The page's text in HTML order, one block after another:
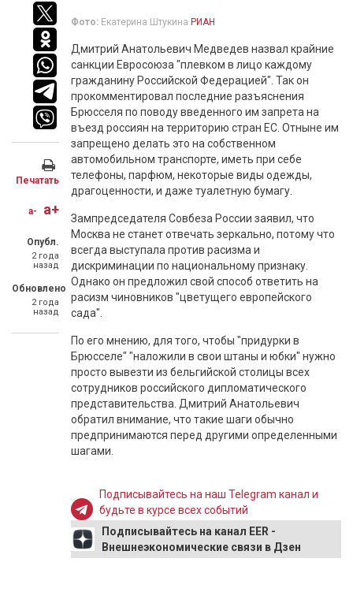
Печатать
a- a+
Опубл.
2 года
назад
Обновлено
2 года
назад
Фото: Екатерина Штукина РИАН
Дмитрий Анатольевич Медведев назвал крайние
санкции Евросоюза "плевком в лицо каждому
гражданину Российской Федерацией". Так он
прокомментировал последние разъяснения
Брюсселя по поводу введенного им запрета на
въезд россиян на территорию стран ЕС. Отныне им
запрещено делать это на собственном
автомобильном транспорте, иметь при себе
телефоны, парфюм, некоторые виды одежды,
драгоценности, и даже туалетную бумагу.
Зампредседателя Совбеза России заявил, что
Москва не станет отвечать зеркально, потому что
всегда выступала против расизма и
дискриминации по национальному признаку.
Однако он предложил свой способ ответить на
расизм чиновников "цветущего европейского
сада".
По его мнению, для того, чтобы "придурки в
Брюсселе" "наложили в свои штаны и юбки" нужно
просто вывезти из бельгийской столицы всех
сотрудников российского дипломатического
представительства. Дмитрий Анатольевич
обратил внимание, что такие шаги обычно
предпринимаются перед другими определенными
шагами.
Подписывайтесь на наш Telegram канал и
будьте в курсе всех событий
Подписывайтесь на канал EER -
Внешнеэкономические связи в Дзен